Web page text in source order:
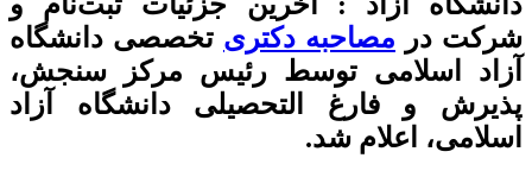
شرکت در مصاحبه دکتری تخصصی دانشگاه
آزاد اسلامی توسط رئیس مرکز سنجش،
پذیرش و فارغ التحصیلی دانشگاه آزاد
اسلامی، اعلام شد.